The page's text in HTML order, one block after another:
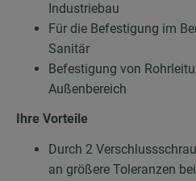
Industriebau
Für die Befestigung im
Sanitär
Befestigung von
Außenbereich
Ihre Vorteile
Durch 2
an größere Toleranzen